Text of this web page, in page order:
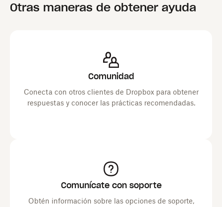
Otras maneras de obtener ayuda
Comunidad
Conecta con otros clientes de Dropbox para obtener
respuestas y conocer las prácticas recomendadas.
Comunícate con soporte
Obtén información sobre las opciones de soporte,